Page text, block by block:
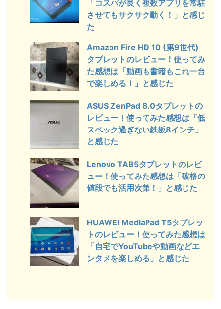
「コスパが良く複数アプリを常駐
させてもサクサク動く！」と感じ
た
Amazon Fire HD 10 (第9世代)
タブレットのレビュー！使ってみ
た感想は「動画も書籍もこれ一台
で楽しめる！」と感じた
ASUS ZenPad 8.0タブレットの
レビュー！使ってみた感想は「低
スペック過ぎない鉄板8インチ」
と感じた
Lenovo TAB5タブレットのレビ
ュー！使ってみた感想は「破格の
値段でも活用次第！」と感じた
HUAWEI MediaPad T5タブレッ
トのレビュー！使ってみた感想は
「自宅でYouTubeや動画などエ
ンタメを楽しめる」と感じた